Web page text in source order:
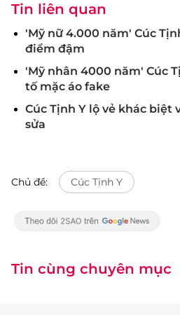
Tin liên quan
'Mỹ nữ 4.000 năm' Cúc
điểm đậm
'Mỹ nhân 4000 năm' Cúc
tố mặc áo fake
Cúc Tịnh Y lộ vẻ khác biệt
sửa
Chủ đề: Cúc Tịnh Y
Tin cùng chuyên mục